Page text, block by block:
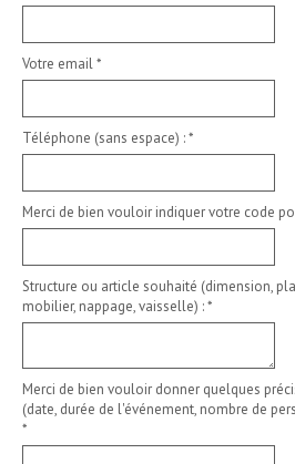
Votre email*
Téléphone (sans espace) :*
Merci de bien vouloir indiquer votre code
Structure ou article souhaité (dimension,
mobilier, nappage, vaisselle) :*
Merci de bien vouloir donner quelques
(date, durée de l'événement, nombre de
*